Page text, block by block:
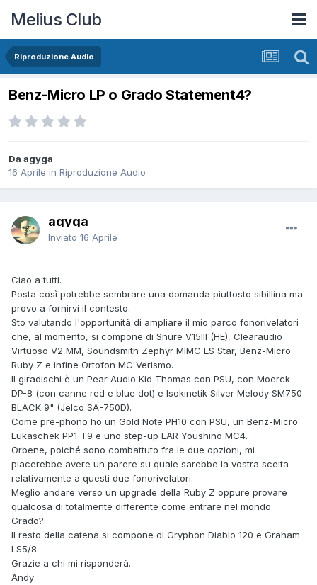
Melius Club
Riproduzione Audio
Benz-Micro LP o Grado Statement4?
Da agyga
16 Aprile in Riproduzione Audio
agyga
Inviato 16 Aprile
Ciao a tutti.
Posta così potrebbe sembrare una domanda piuttosto sibillina ma
provo a fornirvi il contesto.
Sto valutando l'opportunità di ampliare il mio parco fonorivelatori
che, al momento, si compone di Shure V15III (HE), Clearaudio
Virtuoso V2 MM, Soundsmith Zephyr MIMC ES Star, Benz-Micro
Ruby Z e infine Ortofon MC Verismo.
Il giradischi è un Pear Audio Kid Thomas con PSU, con Moerck
DP-8 (con canne red e blue dot) e Isokinetik Silver Melody SM750
BLACK 9" (Jelco SA-750D).
Come pre-phono ho un Gold Note PH10 con PSU, un Benz-Micro
Lukaschek PP1-T9 e uno step-up EAR Youshino MC4.
Orbene, poiché sono combattuto fra le due opzioni, mi
piacerebbe avere un parere su quale sarebbe la vostra scelta
relativamente a questi due fonorivelatori.
Meglio andare verso un upgrade della Ruby Z oppure provare
qualcosa di totalmente differente come entrare nel mondo
Grado?
Il resto della catena si compone di Gryphon Diablo 120 e Graham
LS5/8.
Grazie a chi mi risponderà.
Andy